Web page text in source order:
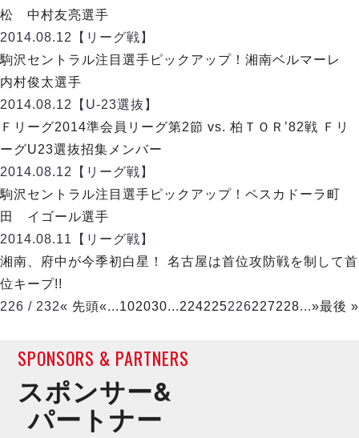
デウソン神戸
ポルセイド浜田
ミラクルスマイル新居浜
松 中村友亮選手
2014.08.12
【リーグ戦】
駒沢セントラル注目選手ピックアップ！湘南ベルマーレ
内村俊太選手
2014.08.12
【U-23選抜】
Ｆリーグ2014準会員リーグ第2節 vs. 柏ＴＯＲ’82戦 Ｆリ
ーグU23選抜招集メンバー
2014.08.12
【リーグ戦】
駒沢セントラル注目選手ピックアップ！ペスカドーラ町
田 イゴール選手
2014.08.11
【リーグ戦】
湘南、府中が今季初白星！ 名古屋は首位攻防戦を制して首
位キープ!!
226 / 232« 先頭«...102030...224225226227228...»最後 »
SPONSORS & PARTNERS
スポンサー&
パートナー